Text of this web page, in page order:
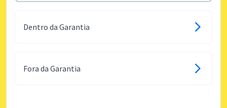
Dentro da Garantia
Fora da Garantia